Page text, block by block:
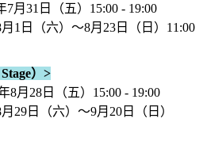
7月31日（五）15:00 - 19:00
月1日（六）～8月23日（日）11:00
）>
8月28日（五）15:00 - 19:00
29日（六）～9月20日（日）